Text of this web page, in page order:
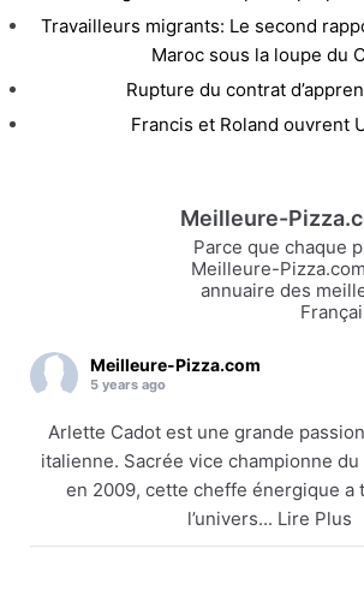
Travailleurs migrants: Le second
Maroc sous la loupe du
Rupture du contrat
Francis et Roland ouvrent
Meilleure-
Parce que chaque
Meilleure-
annuaire des
Meilleure-Pizza.com
5 years ago
Arlette Cadot est une grande
italienne. Sacrée vice championne
en 2009, cette cheffe énergique a
l’univers... Lire Plus